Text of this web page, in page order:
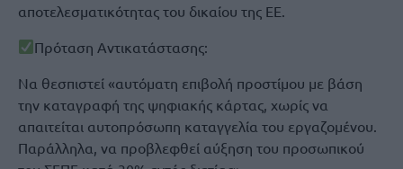
αποτελεσματικότητας του δικαίου της ΕΕ.
Πρόταση Αντικατάστασης:
Να θεσπιστεί «αυτόματη επιβολή προστίμου με βάση
την καταγραφή της ψηφιακής κάρτας, χωρίς να
απαιτείται αυτοπρόσωπη καταγγελία του εργαζομένου.
Παράλληλα, να προβλεφθεί αύξηση του προσωπικού